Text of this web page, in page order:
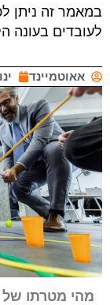
במאמר זה ניתן
לעובדים בעונה
אאוטמיינד
מהי מטרתו של